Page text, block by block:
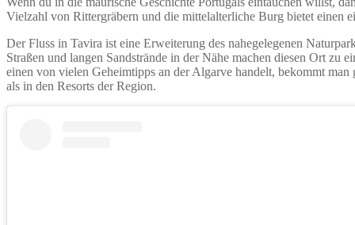
Vielzahl von Rittergräbern und die mittelalterliche Burg bietet einen
Der Fluss in Tavira ist eine Erweiterung des nahegelegenen
Straßen und langen Sandstrände in der Nähe machen diesen Ort zu
einen von vielen Geheimtipps an der Algarve handelt, bekommt
als in den Resorts der Region.